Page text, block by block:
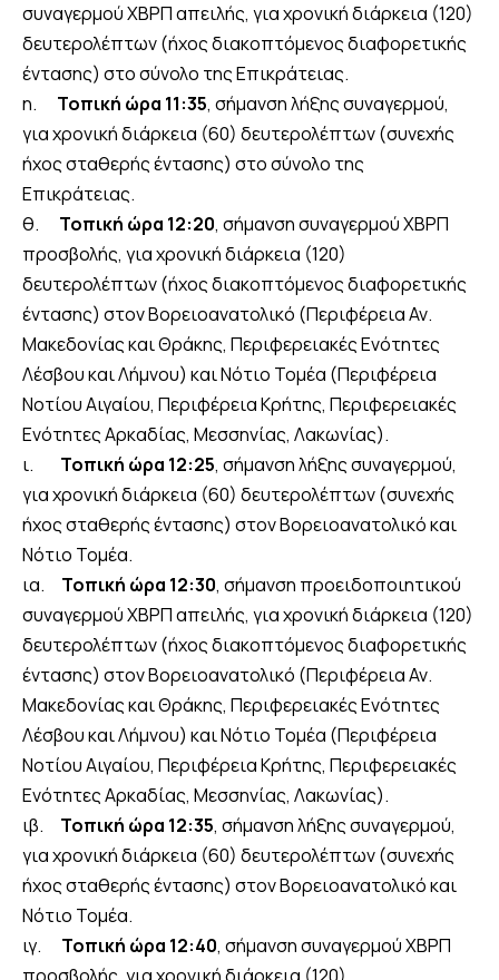
συναγερμού ΧΒΡΠ απειλής, για χρονική διάρκεια (120)
δευτερολέπτων (ήχος διακοπτόμενος διαφορετικής
έντασης) στο σύνολο της Επικράτειας.
η. Τοπική ώρα 11:35, σήμανση λήξης συναγερμού,
για χρονική διάρκεια (60) δευτερολέπτων (συνεχής
ήχος σταθερής έντασης) στο σύνολο της
Επικράτειας.
θ. Τοπική ώρα 12:20, σήμανση συναγερμού ΧΒΡΠ
προσβολής, για χρονική διάρκεια (120)
δευτερολέπτων (ήχος διακοπτόμενος διαφορετικής
έντασης) στον Βορειοανατολικό (Περιφέρεια Αν.
Μακεδονίας και Θράκης, Περιφερειακές Ενότητες
Λέσβου και Λήμνου) και Νότιο Τομέα (Περιφέρεια
Νοτίου Αιγαίου, Περιφέρεια Κρήτης, Περιφερειακές
Ενότητες Αρκαδίας, Μεσσηνίας, Λακωνίας).
ι. Τοπική ώρα 12:25, σήμανση λήξης συναγερμού,
για χρονική διάρκεια (60) δευτερολέπτων (συνεχής
ήχος σταθερής έντασης) στον Βορειοανατολικό και
Νότιο Τομέα.
ια. Τοπική ώρα 12:30, σήμανση προειδοποιητικού
συναγερμού ΧΒΡΠ απειλής, για χρονική διάρκεια (120)
δευτερολέπτων (ήχος διακοπτόμενος διαφορετικής
έντασης) στον Βορειοανατολικό (Περιφέρεια Αν.
Μακεδονίας και Θράκης, Περιφερειακές Ενότητες
Λέσβου και Λήμνου) και Νότιο Τομέα (Περιφέρεια
Νοτίου Αιγαίου, Περιφέρεια Κρήτης, Περιφερειακές
Ενότητες Αρκαδίας, Μεσσηνίας, Λακωνίας).
ιβ. Τοπική ώρα 12:35, σήμανση λήξης συναγερμού,
για χρονική διάρκεια (60) δευτερολέπτων (συνεχής
ήχος σταθερής έντασης) στον Βορειοανατολικό και
Νότιο Τομέα.
ιγ. Τοπική ώρα 12:40, σήμανση συναγερμού ΧΒΡΠ